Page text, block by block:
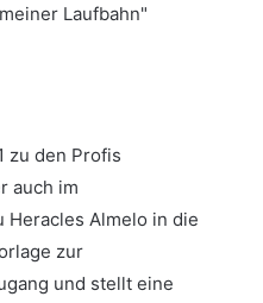
Laufbahn"
zu den Profis
auch im
Heracles Almelo in die
zur
und stellt eine